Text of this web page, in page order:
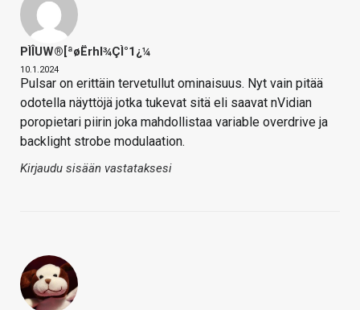
PÌÎUW®[ªøËrhl¾ÇÌ°1¿¼
10.1.2024
Pulsar on erittäin tervetullut ominaisuus. Nyt vain pitää
odotella näyttöjä jotka tukevat sitä eli saavat nVidian
poropietari piirin joka mahdollistaa variable overdrive ja
backlight strobe modulaation.
Kirjaudu sisään vastataksesi